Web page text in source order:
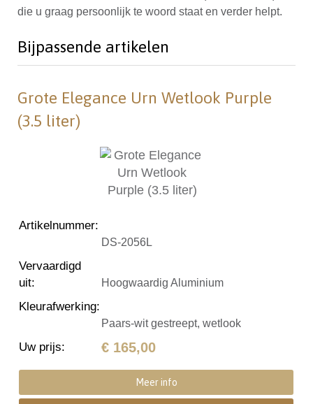
die u graag persoonlijk te woord staat en verder helpt.
Bijpassende artikelen
Grote Elegance Urn Wetlook Purple
(3.5 liter)
Artikelnummer:
DS-2056L
Vervaardigd
uit: Hoogwaardig Aluminium
Kleurafwerking:
Paars-wit gestreept, wetlook
Uw prijs: € 165,00
Meer info